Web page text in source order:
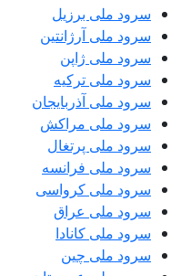
سرود ملی برزیل
سرود ملی آرژانتین
سرود ملی ژاپن
سرود ملی ترکیه
سرود ملی آذربایجان
سرود ملی مراکش
سرود ملی پرتغال
سرود ملی فرانسه
سرود ملی کرواسی
سرود ملی عراق
سرود ملی کانادا
سرود ملی چین